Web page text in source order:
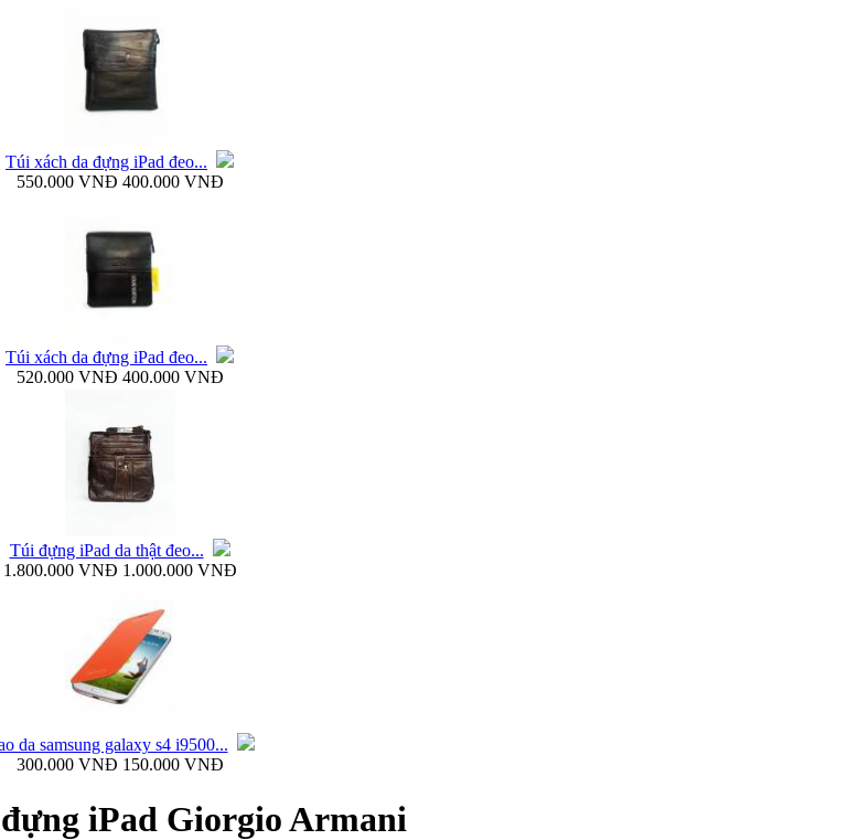
iPad da thật đeo chéo thời...
Galaxy S4 i9500 Baseus...
Samsung Galaxy S4 Baseus...
Galaxy S4 i9500 Rock Naked...
Túi xách da đựng iPad đeo...
550.000 VNĐ 400.000 VNĐ
Túi xách da đựng iPad đeo...
520.000 VNĐ 400.000 VNĐ
Túi đựng iPad da thật đeo...
1.800.000 VNĐ 1.000.000 VNĐ
da samsung galaxy s4 i9500...
300.000 VNĐ 150.000 VNĐ
iPad Giorgio Armani